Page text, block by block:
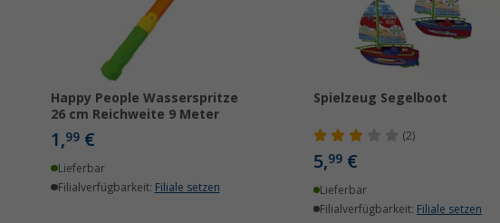
Happy People Wasserspritze
26 cm Reichweite 9 Meter
1,99 €
Lieferbar
Filialverfügbarkeit: Filiale setzen
Spielzeug Segelboot
(2)
5,99€
Lieferbar
Filialverfügbarkeit: Filiale setzen